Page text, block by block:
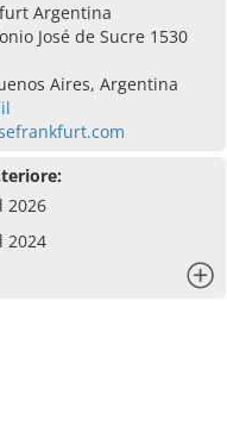
Argentina
José de Sucre 1530
Aires, Argentina
2026
2024